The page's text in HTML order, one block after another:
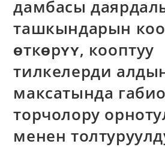
дамбасы
ташкындарын
ɵткɵрʏʏ, кооптуу
тилкелерди
максатында
торчолору
менен